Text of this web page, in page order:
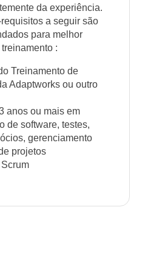
da experiência.
a seguir são
para melhor
:
Treinamento de
Adaptworks ou outro
anos ou mais em
de software, testes,
gerenciamento
projetos